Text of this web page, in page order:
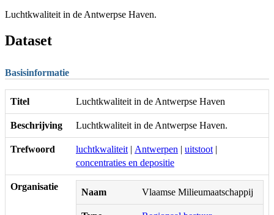
Luchtkwaliteit in de Antwerpse Haven.
Dataset
Basisinformatie
Titel Luchtkwaliteit in de Antwerpse Haven
Beschrijving Luchtkwaliteit in de Antwerpse Haven.
Trefwoord luchtkwaliteit | Antwerpen | uitstoot |
concentraties en depositie
Organisatie
Naam Vlaamse Milieumaatschappij